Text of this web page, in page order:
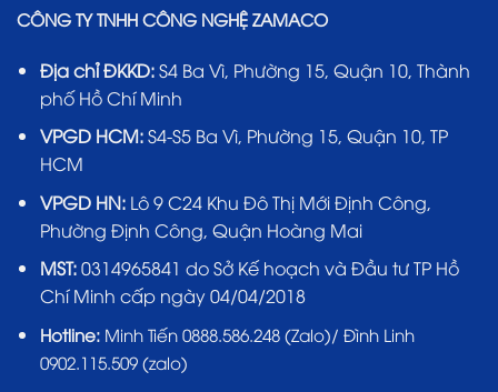
CÔNG TY TNHH CÔNG NGHỆ ZAMACO
Địa chỉ ĐKKD:S4 Ba Vì, Phường 15, Quận 10, Thành
phố Hồ Chí Minh
VPGD HCM:S4-S5 Ba Vì, Phường 15, Quận 10, TP
HCM
VPGD HN:Lô 9 C24 Khu Đô Thị Mới Định Công,
Phường Định Công, Quận Hoàng Mai
MST:0314965841 do Sở Kế hoạch và Đầu tư TP Hồ
Chí Minh cấp ngày 04/04/2018
Hotline: Minh Tiến 0888.586.248 (Zalo)/ Đình Linh
0902.115.509 (zalo)